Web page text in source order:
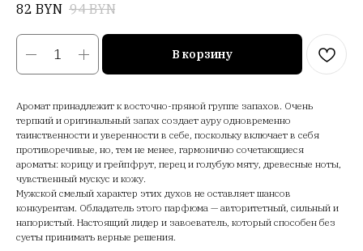
82 BYN 94 BYN
В корзину
Аромат принадлежит к восточно-пряной группе запахов. Очень
терпкий и оригинальный запах создает ауру одновременно
таинственности и уверенности в себе, поскольку включает в себя
противоречивые, но, тем не менее, гармонично сочетающиеся
ароматы: корицу и грейпфрут, перец и голубую мяту, древесные ноты,
чувственный мускус и кожу.
Мужской смелый характер этих духов не оставляет шансов
конкурентам. Обладатель этого парфюма — авторитетный, сильный и
напористый. Настоящий лидер и завоеватель, который способен без
суеты принимать верные решения.